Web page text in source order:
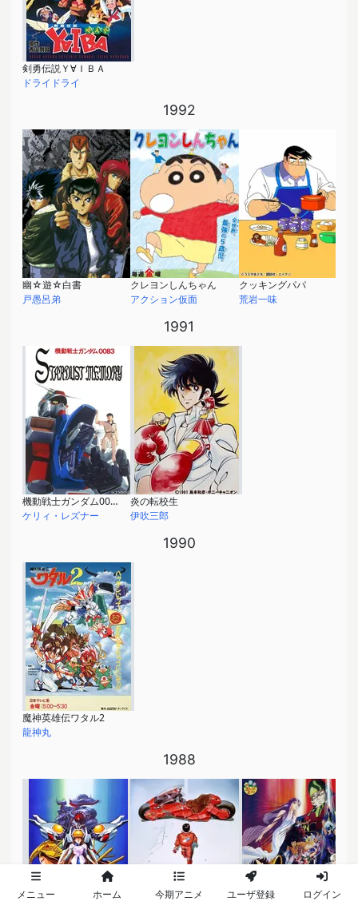
剣勇伝説Ｙ∀ＩＢＡ
ドライドライ
1992
幽☆遊☆白書
戸愚呂弟
クレヨンしんちゃん
アクション仮面
クッキングパパ
荒岩一味
1991
機動戦士ガンダム0083 STARDUST MEMORY
ケリィ・レズナー
炎の転校生
伊吹三郎
1990
魔神英雄伝ワタル2
龍神丸
1988
メニュー ホーム 今期アニメ ユーザ登録 ログイン